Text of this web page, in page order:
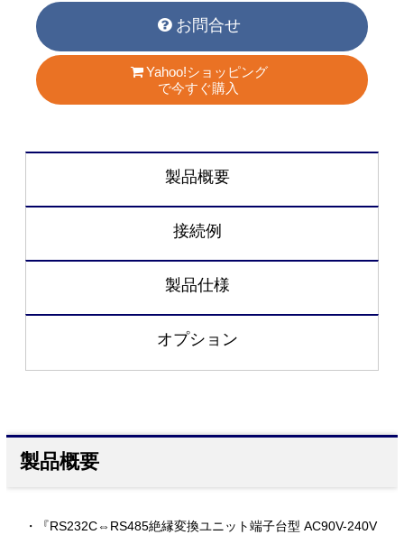
お問合せ
Yahoo!ショッピング
で今すぐ購入
製品概要
接続例
製品仕様
オプション
製品概要
・『RS232C⇔RS485絶縁変換ユニット端子台型 AC90V-240V